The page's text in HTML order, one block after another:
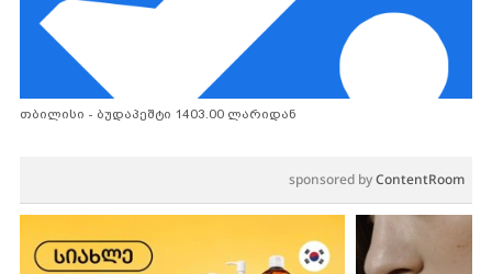
თბილისი - ბუდაპეშტი 1403.00 ლარიდან
sponsored byContentRoom